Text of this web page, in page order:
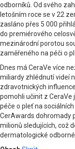
odborníků. Od svého
letošním roce se v 22
zasláno přes 5 000
do premiérového
mezinárodní porotou
zaměřeného na péči o
Dnes má CeraVe více
miliardy zhlédnutí videí
zdravotnických
pomohli učinit z CeraVe
péče o pleť na
CerAwards dohromady
milionů sledujících, což
dermatologické